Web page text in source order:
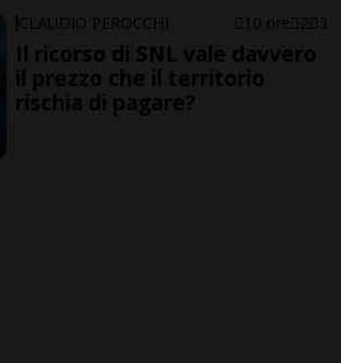
CLAUDIO PEROCCHI 10 ore 2 3
Il ricorso di SNL vale davvero
il prezzo che il territorio
rischia di pagare?